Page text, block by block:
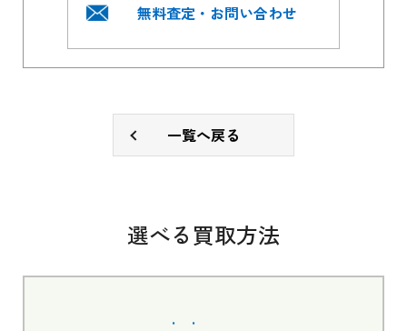
無料査定・お問い合わせ
一覧へ戻る
選べる買取方法